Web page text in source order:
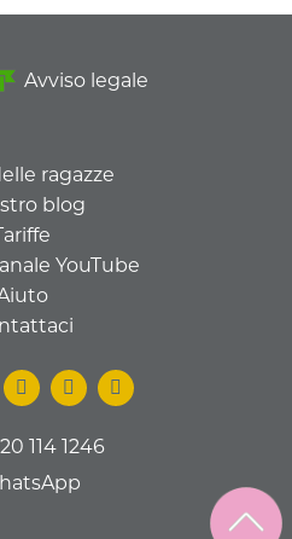
Avviso legale
ragazze
blog
YouTube
114 1246